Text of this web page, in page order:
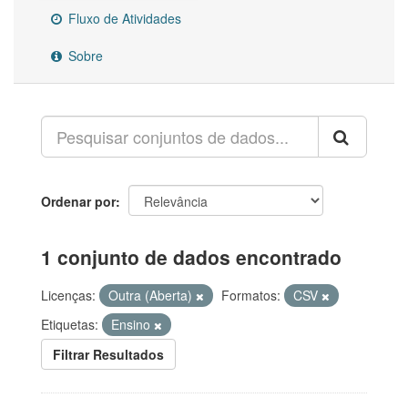
Fluxo de Atividades
Sobre
Ordenar por
1 conjunto de dados encontrado
Licenças: Outra (Aberta) Formatos:
CSV
Etiquetas:
Ensino
Filtrar Resultados